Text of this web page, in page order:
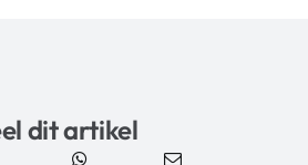
dit artikel